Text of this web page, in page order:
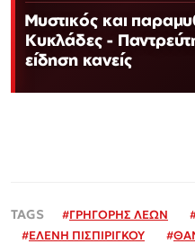
Μυστικός και
Κυκλάδες -
είδηση κανείς
#ΓΡΗΓΟΡΗΣ ΛΕΩΝ
#ΕΛΕΝΗ ΠΙΣΠΙΡΙΓΚΟΥ #